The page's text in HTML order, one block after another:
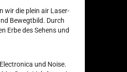
wir die plein air Laser-
Bewegtbild. Durch
Erbe des Sehens und
und Noise.